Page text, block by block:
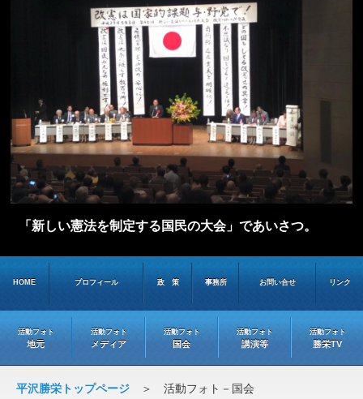
「新しい憲法を制定する国民の大会」であいさつ。
HOME プロフィール 政 策 事務所 お問い合せ リンク
活動フォト
地元
活動フォト
メディア
活動フォト
国会
活動フォト
講演等
活動フォト
勝栄TV
平沢勝栄トップページ ＞ 活動フォト－国会